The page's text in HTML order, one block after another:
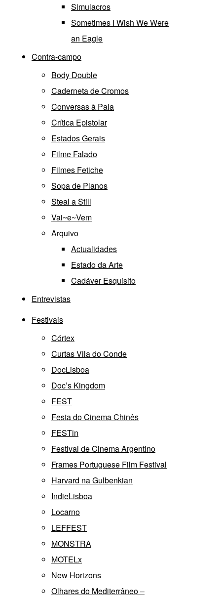
Simulacros
Sometimes I Wish We Were
an Eagle
Contra-campo
Body Double
Caderneta de Cromos
Conversas à Pala
Crítica Epistolar
Estados Gerais
Filme Falado
Filmes Fetiche
Sopa de Planos
Steal a Still
Vai~e~Vem
Arquivo
Actualidades
Estado da Arte
Cadáver Esquisito
Entrevistas
Festivais
Córtex
Curtas Vila do Conde
DocLisboa
Doc’s Kingdom
FEST
Festa do Cinema Chinês
FESTin
Festival de Cinema Argentino
Frames Portuguese Film Festival
Harvard na Gulbenkian
IndieLisboa
Locarno
LEFFEST
MONSTRA
MOTELx
New Horizons
Olhares do Mediterrâneo –